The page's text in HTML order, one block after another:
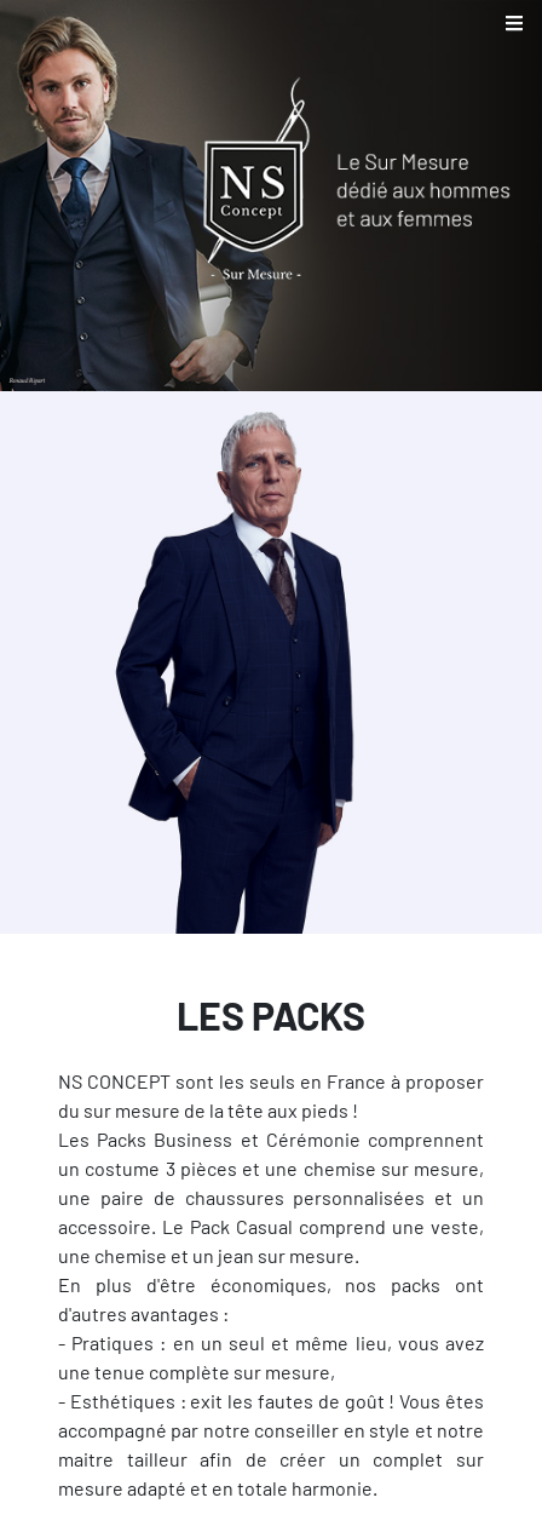
LES PACKS
NS CONCEPT sont les seuls en France à proposer
du sur mesure de la tête aux pieds !
Les Packs Business et Cérémonie comprennent
un costume 3 pièces et une chemise sur mesure,
une paire de chaussures personnalisées et un
accessoire. Le Pack Casual comprend une veste,
une chemise et un jean sur mesure.
En plus d'être économiques, nos packs ont
d'autres avantages :
- Pratiques : en un seul et même lieu, vous avez
une tenue complète sur mesure,
- Esthétiques : exit les fautes de goût ! Vous êtes
accompagné par notre conseiller en style et notre
maitre tailleur afin de créer un complet sur
mesure adapté et en totale harmonie.